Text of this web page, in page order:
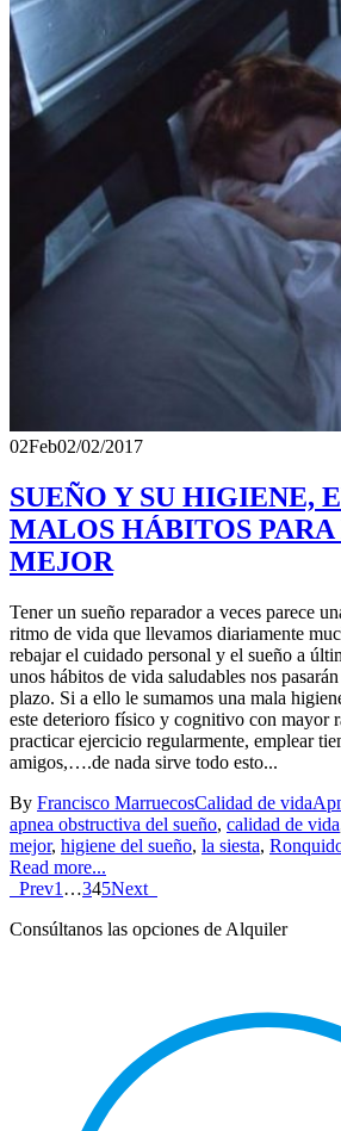
02Feb02/02/2017
SUEÑO Y SU HIGIENE,
MALOS HÁBITOS PARA
MEJOR
Tener un sueño reparador a veces parece
ritmo de vida que llevamos diariamente
rebajar el cuidado personal y el sueño a
unos hábitos de vida saludables nos
plazo. Si a ello le sumamos una mala
este deterioro físico y cognitivo con mayor
practicar ejercicio regularmente, emplear
amigos,….de nada sirve todo esto...
By Francisco MarruecosCalidad de vida
apnea obstructiva del sueño, calidad de vida
mejor, higiene del sueño, la siesta,
Read more...
Prev1 …345Next
Consúltanos las opciones de Alquiler